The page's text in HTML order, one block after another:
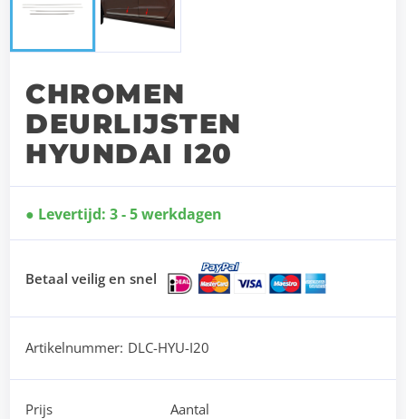
CHROMEN
DEURLIJSTEN
HYUNDAI I20
Levertijd: 3 - 5 werkdagen
Betaal veilig en snel
Artikelnummer: DLC-HYU-I20
Prijs
Aantal